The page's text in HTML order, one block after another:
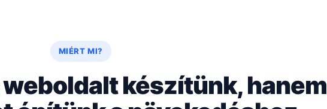
MIÉRT MI?
készítünk, hanem